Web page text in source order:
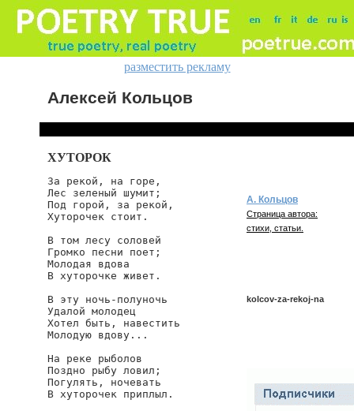
разместить рекламу
Алексей Кольцов
ХУТОРОК
За рекой, на горе,
Лес зеленый шумит;
Под горой, за рекой,
Хуторочек стоит.
В том лесу соловей
Громко песни поет;
Молодая вдова
В хуторочке живет.
В эту ночь-полуночь
Удалой молодец
Хотел быть, навестить
Молодую вдову...
На реке рыболов
Поздно рыбу ловил;
Погулять, ночевать
В хуторочек приплыл.
А. Кольцов
Страница автора:
стихи, статьи.
kolcov-za-rekoj-na